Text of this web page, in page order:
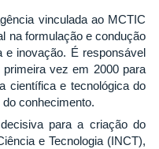
vinculada ao MCTIC
na formulação e condução
e inovação. É responsável
vez em 2000 para
científica e tecnológica do
conhecimento.
para a criação do
e Tecnologia (INCT),